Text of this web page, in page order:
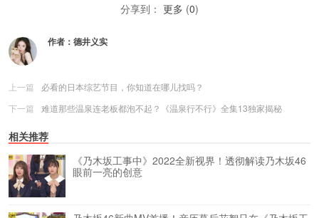
分享到： 更多 (0)
作者： 德井义实
上一篇
必看的日本综艺节目，你知道在哪儿找吗？
下一篇
难道那些温泉连老板都泡不起？《温泉行不行》全集13独家揭秘
相关推荐
《乃木坂工事中》2022全新视界！透彻解读乃木坂46
眼前一亮的创意